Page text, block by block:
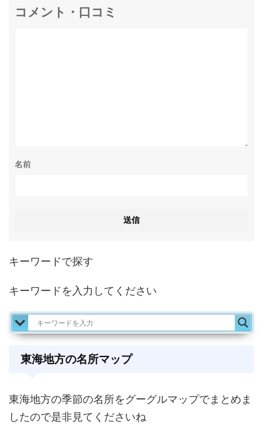
コメント・口コミ
名前
キーワードで探す
キーワードを入力してください
東海地方の名所マップ
東海地方の季節の名所をグーグルマップでまとめま
したので是非見てくださいね